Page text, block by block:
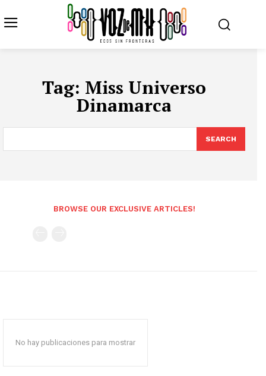
Tag: Miss Universo
Dinamarca
SEARCH
BROWSE OUR EXCLUSIVE ARTICLES!
No hay publicaciones para mostrar